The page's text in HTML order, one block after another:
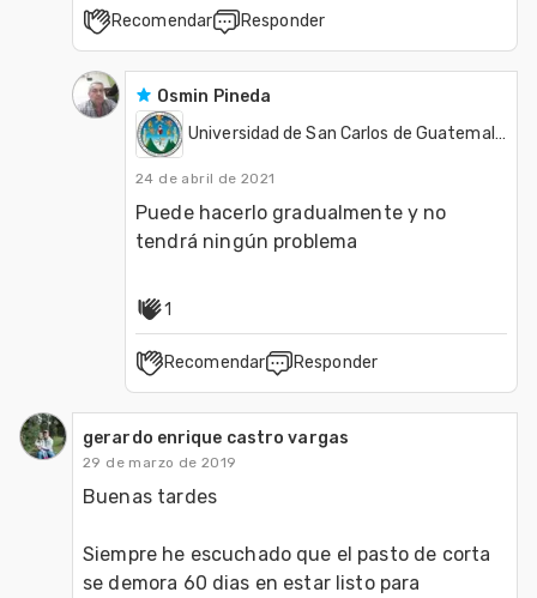
Recomendar Responder
Osmin Pineda
Universidad de San Carlos de Guatemala - USAC
24 de abril de 2021
Puede hacerlo gradualmente y no
tendrá ningún problema
1
Recomendar Responder
gerardo enrique castro vargas
29 de marzo de 2019
Buenas tardes
Siempre he escuchado que el pasto de corta
se demora 60 dias en estar listo para